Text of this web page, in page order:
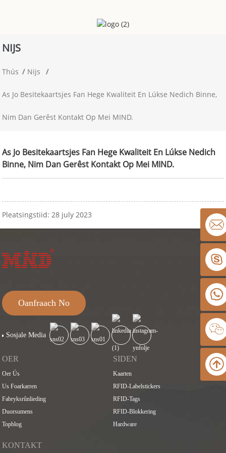
NIJS
Thús Nijs
As Jo ​​​​​​besitekaartsjes Fan Hege Kwaliteit En Lúkse Nedich Binne,
Nim Dan Gerêst Kontakt Op Mei MIND.
As Jo ​​​​​​besitekaartsjes Fan Hege Kwaliteit En Lúkse Nedich
Binne, Nim Dan Gerêst Kontakt Op Mei MIND.
Pleatsingstiid: 28 july 2023
Oanfraach No
Sosjale Media
OER
Oer Ús
Us Foarkarren
Fabryksrûnlieding
Duorsumens
Topblog
SIDEN
Kaarten
RFID-Labelstickers
RFID-Tags
RFID-Blokkering
Hardware
KONTAKT